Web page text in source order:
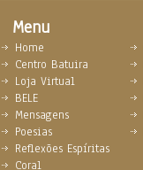
Menu
Home
Centro Batuira
Loja Virtual
BELE
Mensagens
Poesias
Reflexões Espíritas
Coral